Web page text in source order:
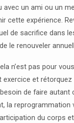
avec un ami ou un
cette expérience.
de sacrifice dans
le renouveler
n’est pas pour
exercice et rétorquez
de faire autant
la
du corps